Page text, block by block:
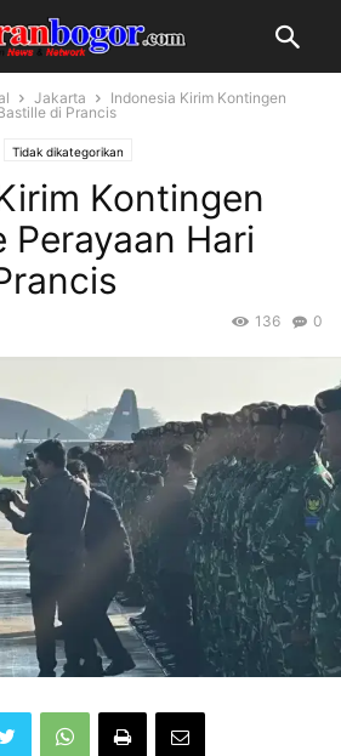
Jakarta
Indonesia Kirim Kontingen
di Prancis
Tidak dikategorikan
Kontingen
Perayaan Hari
0
136